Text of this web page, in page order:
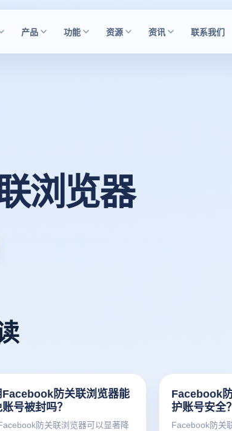
产品 功能 资源 资讯 联系我们
浏览器
防关联浏览器能
号被封吗？
防关联浏览器可以显著降
Facebook
护账号安全？
Facebook防关